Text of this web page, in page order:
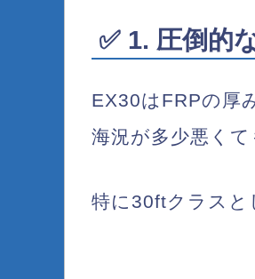
✅ 1. 圧倒的
EX30は FRPの厚
海況が多少悪く
特に30ftクラスと